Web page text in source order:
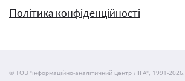
Політика конфіденційності
© ТОВ "інформаційно-аналітичний центр ЛІГА", 1991-2026.